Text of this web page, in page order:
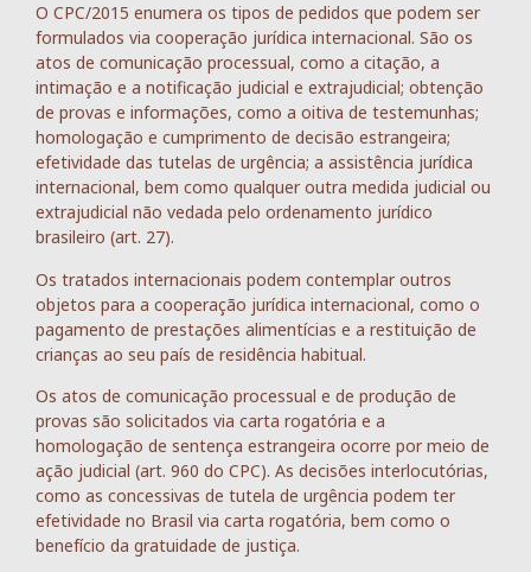
O CPC/2015 enumera os tipos de pedidos que podem ser
formulados via cooperação jurídica internacional. São os
atos de comunicação processual, como a citação, a
intimação e a notificação judicial e extrajudicial; obtenção
de provas e informações, como a oitiva de testemunhas;
homologação e cumprimento de decisão estrangeira;
efetividade das tutelas de urgência; a assistência jurídica
internacional, bem como qualquer outra medida judicial ou
extrajudicial não vedada pelo ordenamento jurídico
brasileiro (art. 27).
Os tratados internacionais podem contemplar outros
objetos para a cooperação jurídica internacional, como o
pagamento de prestações alimentícias e a restituição de
crianças ao seu país de residência habitual.
Os atos de comunicação processual e de produção de
provas são solicitados via carta rogatória e a
homologação de sentença estrangeira ocorre por meio de
ação judicial (art. 960 do CPC). As decisões interlocutórias,
como as concessivas de tutela de urgência podem ter
efetividade no Brasil via carta rogatória, bem como o
benefício da gratuidade de justiça.